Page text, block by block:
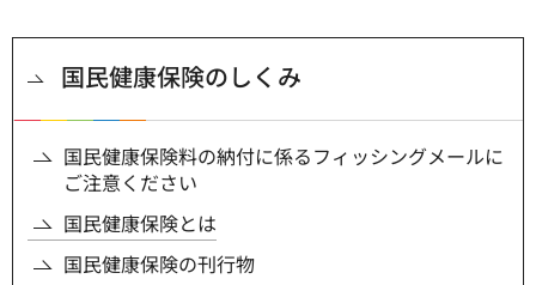
国民健康保険のしくみ
国民健康保険料の納付に係るフィッシングメールに
ご注意ください
国民健康保険とは
国民健康保険の刊行物